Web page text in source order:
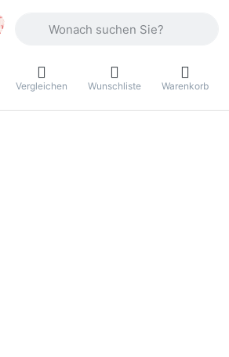
Vergleichen Wunschliste Warenkorb